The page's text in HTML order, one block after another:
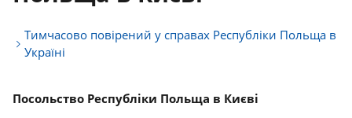
Тимчасово повірений у справах Республіки Польща в
Україні
Посольство Республіки Польща в Києві